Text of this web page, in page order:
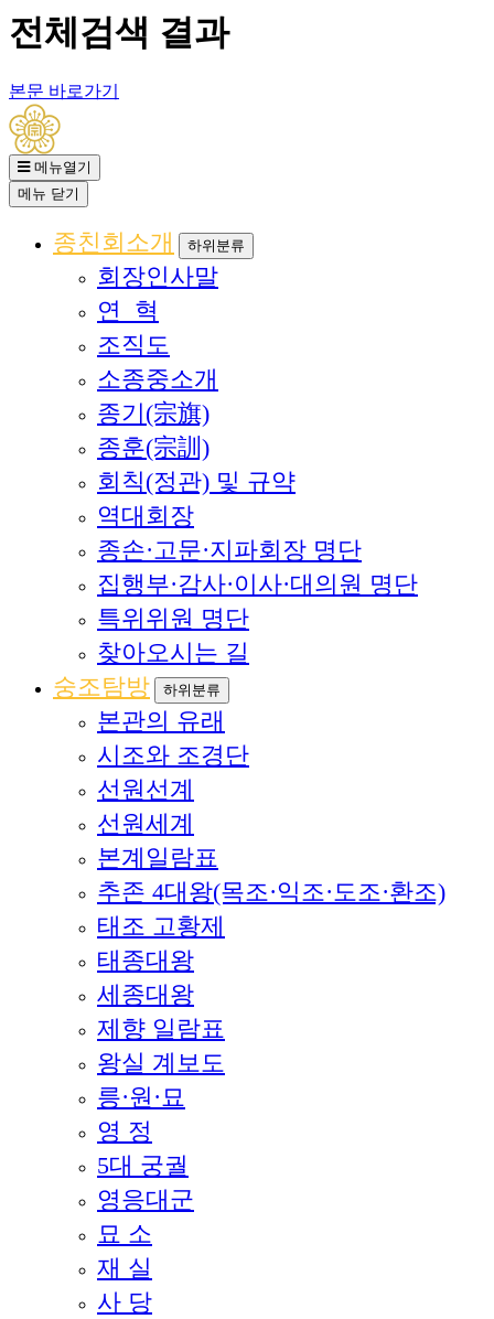
전체검색 결과
본문 바로가기
메뉴열기
메뉴 닫기
종친회소개 하위분류
회장인사말
연 혁
조직도
소종중소개
종기(宗旗)
종훈(宗訓)
회칙(정관) 및 규약
역대회장
종손·고문·지파회장 명단
집행부·감사·이사·대의원 명단
특위위원 명단
찾아오시는 길
숭조탐방
하위분류
본관의 유래
시조와 조경단
선원선계
선원세계
본계일람표
추존 4대왕(목조·익조·도조·환조)
태조 고황제
태종대왕
세종대왕
제향 일람표
왕실 계보도
릉·원·묘
영 정
5대 궁궐
영응대군
묘 소
재 실
사 당